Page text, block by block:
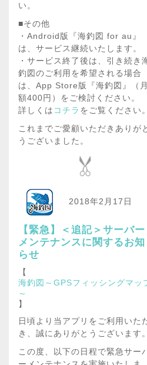
い。
■その他
・Android版『海釣図 for au』
は、サービス継続いたします。
・サービス終了後は、引き続き
釣図のご利用を希望される場合
は、App Store版『海釣図』（月
額400円）をご検討ください。
詳しくは コチラ をご覧ください。
これまでご愛顧いただきありが
うございました。
2018年2月17日
【緊急】＜追記＞サーバー
メンテナンスに関するお知
らせ
【
海釣図～GPSフィッシングマッ
～
】
日頃より当アプリをご利用いた
き、誠にありがとうございます。
この度、以下の日程で緊急サー